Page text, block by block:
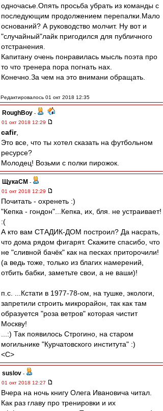
одночасье.Опять просьба убрать из команды с
последующим продолжением перепалки.Мало
оснований? А руководство молчит. Ну вот и
"случайный"лайк пригодился для публичного
отстранения.
Капитану очень понравилась мысль поэта про
то что тренера пора погнать нах.
Конечно.За чем на это внимани обращать.
Редактировалось 01 окт 2018 12:35
RoughBoy -
01 окт 2018 12:29
cafir,
Это все, что ты хотел сказать на футбольном
ресурсе?
Молодец! Возьми с полки пирожок.
ЩукаСМ -
01 окт 2018 12:29
Почитать - охренеть :)
"Кепка - гондон"...Кепка, их, бля. не устраивает!
:(
А кто вам СТАДИК-ДОМ построил? Да насрать,
что дома рядом фигарят. Скажите спасибо, что
не "сливной бачёк" как на песках приторочили!
(а ведь тоже, только из благих намерений,
отбить бабки, заметьте свои, а не ваши)!
п.с. ...Кстати в 1977-78-ом, на тушке, экологи,
запретили строить микрорайон, так как там
образуется "роза ветров" которая чистит
Москву!
...:) Так появилось Строгино, на старом
могильнике "Курчатовского института" :)
<C>
suslov -
01 окт 2018 12:27
Вчера на ночь книгу Олега Ивановича читал.
Как раз главу про тренировки и их